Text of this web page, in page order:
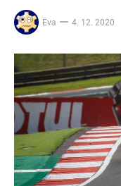
Eva 4. 12. 2020